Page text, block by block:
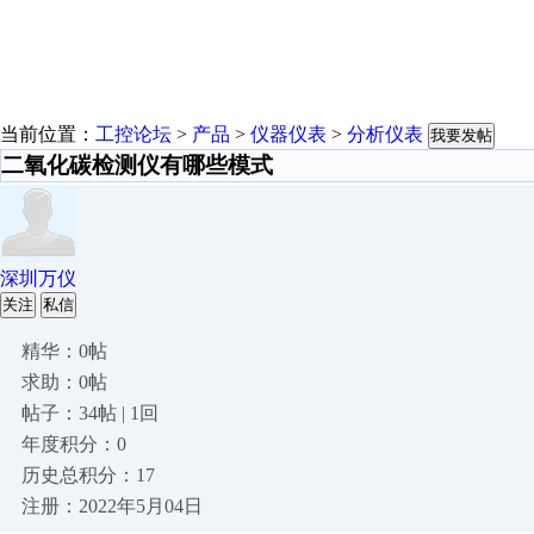
当前位置： 工控论坛 > 产品 > 仪器仪表 > 分析仪表 我要发帖
二氧化碳检测仪有哪些模式
深圳万仪
关注 私信
精华：0帖
求助：0帖
帖子：34帖 | 1回
年度积分：0
历史总积分：17
注册：2022年5月04日